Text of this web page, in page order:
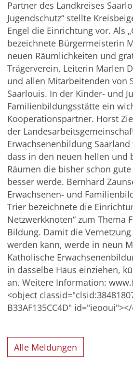
Partner des Landkreises
Jugendschutz“ stellte
Engel die Einrichtung vor. Als
bezeichnete Bürgermeisterin
neuen Räumlichkeiten und
Trägerverein, Leiterin Marlen
und allen Mitarbeitenden von
Saarlouis. In der Kinder- und
Familienbildungsstätte ein
Kooperationspartner. Horst
der
Erwachsenenbildung
dass in den neuen hellen und
Räumen die bisher schon
besser werde. Bernhard
Erwachsenen- und
Trier bezeichnete die
Netzwerkknoten“ zum Thema
Bildung. Damit die
werden kann, werde in neun
Katholische
in dasselbe Haus einziehen,
an. Weitere Information:
<object
B33AF135CC4D"
Alle Meldungen